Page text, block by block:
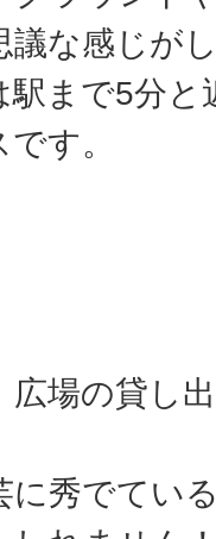
議な感じが
まで5分と
す。
広場の貸し
に秀でてい